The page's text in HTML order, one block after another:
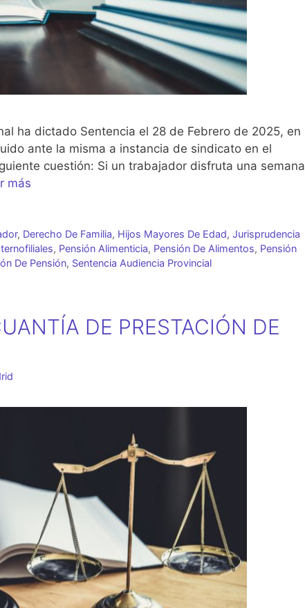
ha dictado Sentencia el 28 de Febrero de 2025, en
ante la misma a instancia de sindicato en el
cuestión: Si un trabajador disfruta una semana
más
, Derecho De Familia, Hijos Mayores De Edad, Jurisprudencia
, Pensión Alimenticia, Pensión De Alimentos, Pensión
De Pensión, Sentencia Audiencia Provincial
DE PRESTACIÓN DE